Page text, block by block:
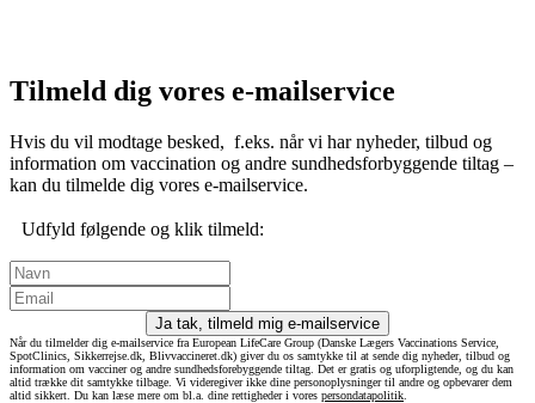
Tilmeld dig vores e-mailservice
Hvis du vil modtage besked, f.eks. når vi har nyheder, tilbud og
information om vaccination og andre sundhedsforbyggende tiltag –
kan du tilmelde dig vores e-mailservice.
Udfyld følgende og klik tilmeld:
Ja tak, tilmeld mig e-mailservice
Når du tilmelder dig e-mailservice fra European LifeCare Group (Danske Lægers Vaccinations Service,
SpotClinics, Sikkerrejse.dk, Blivvaccineret.dk) giver du os samtykke til at sende dig nyheder, tilbud og
information om vacciner og andre sundhedsforebyggende tiltag. Det er gratis og uforpligtende, og du kan
altid trække dit samtykke tilbage. Vi videregiver ikke dine personoplysninger til andre og opbevarer dem
altid sikkert. Du kan læse mere om bl.a. dine rettigheder i vores persondatapolitik